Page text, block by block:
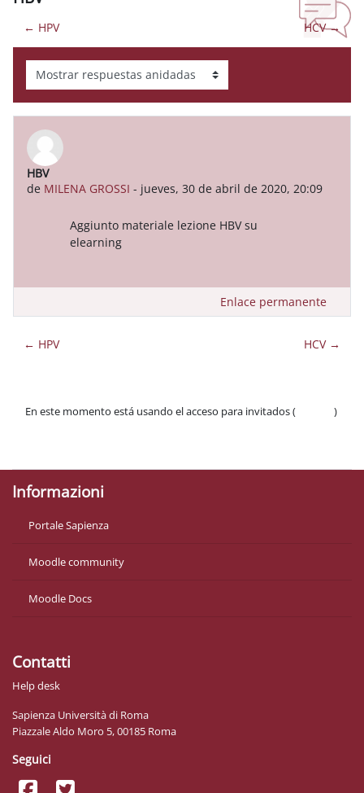
← HPV HCV →
Mostrar modo
HBV
de MILENA GROSSI - jueves, 30 de abril de 2020, 20:09
Número de respuestas: 0
Aggiunto materiale lezione HBV su
elearning
Enlace permanente
← HPV HCV →
En este momento está usando el acceso para invitados (
)
Informazioni
Portale Sapienza
Moodle community
Moodle Docs
Contatti
Help desk
Sapienza Università di Roma
Piazzale Aldo Moro 5, 00185 Roma
Seguici